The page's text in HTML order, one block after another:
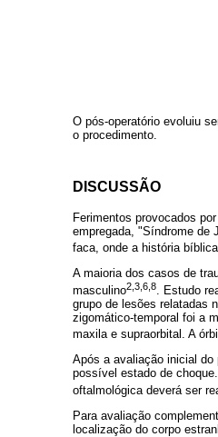
O pós-operatório evoluiu
o procedimento.
DISCUSSÃO
Ferimentos provocados
empregada, "Síndrome de
faca, onde a história
A maioria dos casos de
masculino2,3,6,8
. Estudo
grupo de lesões relatadas
zigomático-temporal foi a
maxila e supraorbital. A
Após a avaliação inicial
possível estado de
oftalmológica deverá ser
Para avaliação
localização do corpo